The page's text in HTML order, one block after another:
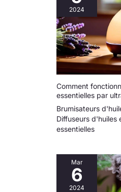
2024
Comment
essentielles par
Brumisateurs
Diffuseurs d'huiles
essentielles
Mar
6
2024